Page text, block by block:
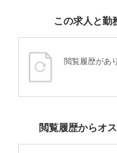
この求人と勤
閲覧履歴があ
閲覧履歴からオ